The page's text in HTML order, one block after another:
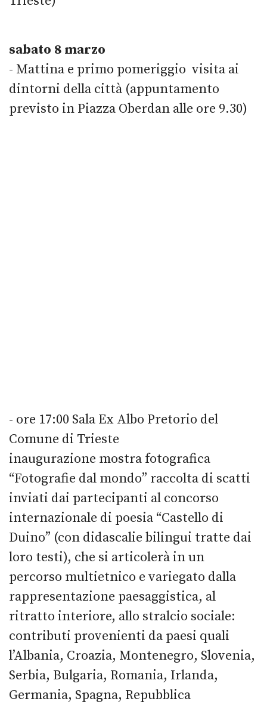
sabato 8 marzo
- Mattina e primo pomeriggio visita ai
dintorni della città (appuntamento
previsto in Piazza Oberdan alle ore 9.30)
- ore 17:00 Sala Ex Albo Pretorio del
Comune di Trieste
inaugurazione mostra fotografica
“Fotografie dal mondo” raccolta di scatti
inviati dai partecipanti al concorso
internazionale di poesia “Castello di
Duino” (con didascalie bilingui tratte dai
loro testi), che si articolerà in un
percorso multietnico e variegato dalla
rappresentazione paesaggistica, al
ritratto interiore, allo stralcio sociale:
contributi provenienti da paesi quali
l’Albania, Croazia, Montenegro, Slovenia,
Serbia, Bulgaria, Romania, Irlanda,
Germania, Spagna, Repubblica